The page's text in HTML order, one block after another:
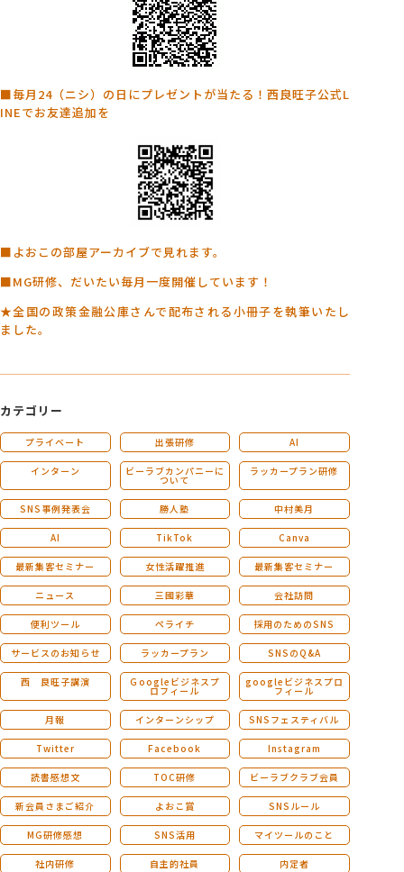
■毎月24（ニシ）の日にプレゼントが当たる！西良旺子公式L
INEでお友達追加を
■よおこの部屋アーカイブで見れます。
■MG研修、だいたい毎月一度開催しています！
★全国の政策金融公庫さんで配布される小冊子を執筆いたし
ました。
カテゴリー
プライベート 出張研修 AI
インターン ビーラブカンパニーに
ついて
ラッカープラン研修
SNS事例発表会 勝人塾 中村美月
AI TikTok Canva
最新集客セミナー 女性活躍推進 最新集客セミナー
ニュース 三國彩華 会社訪問
便利ツール ペライチ 採用のためのSNS
サービスのお知らせ ラッカープラン SNSのQ&A
西 良旺子講演 Ｇoogleビジネスプ
ロフィール
googleビジネスプロ
フィール
月報 インターンシップ SNSフェスティバル
Twitter Facebook Instagram
読書感想文 TOC研修 ビーラブクラブ会員
新会員さまご紹介 よおこ賞 SNSルール
MG研修感想 SNS活用 マイツールのこと
社内研修 自主的社員 内定者